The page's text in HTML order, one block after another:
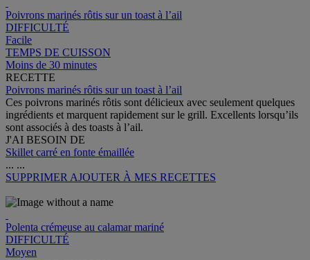
Poivrons marinés rôtis sur un toast à l’ail
DIFFICULTÉ
Facile
TEMPS DE CUISSON
Moins de 30 minutes
RECETTE
Poivrons marinés rôtis sur un toast à l’ail
Ces poivrons marinés rôtis sont délicieux avec seulement quelques
ingrédients et marquent rapidement sur le grill. Excellents lorsqu’ils
sont associés à des toasts à l’ail.
J'AI BESOIN DE
Skillet carré en fonte émaillée
... ...
SUPPRIMER AJOUTER À MES RECETTES
Polenta crémeuse au calamar mariné
DIFFICULTÉ
Moyen